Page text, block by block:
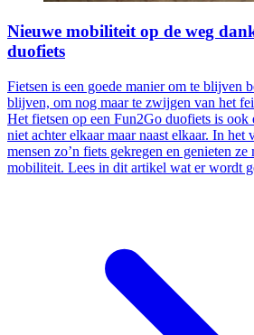
Nieuwe mobiliteit op de weg
duofiets
Fietsen is een goede manier om te blijven
blijven, om nog maar te zwijgen van het
Het fietsen op een Fun2Go duofiets is
niet achter elkaar maar naast elkaar. In het
mensen zo’n fiets gekregen en genieten
mobiliteit. Lees in dit artikel wat er wordt